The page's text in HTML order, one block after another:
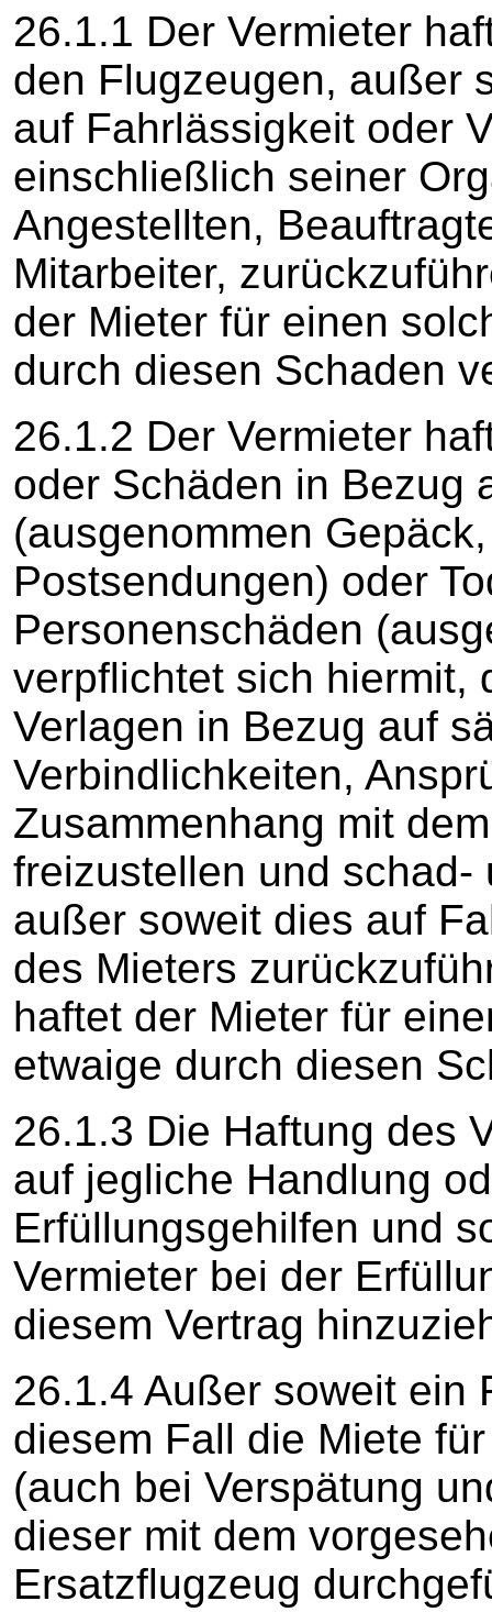
26.1.1 Der Vermieter
den Flugzeugen, außer
auf Fahrlässigkeit oder
einschließlich seiner
Angestellten,
Mitarbeiter,
der Mieter für einen
durch diesen Schaden
26.1.2 Der Vermieter
oder Schäden in Bezug
(ausgenommen
Postsendungen) oder
Personenschäden
verpflichtet sich hiermit,
Verlagen in Bezug auf
Verbindlichkeiten,
Zusammenhang mit
freizustellen und
außer soweit dies auf
des Mieters
haftet der Mieter für
etwaige durch diesen
26.1.3 Die Haftung des
auf jegliche Handlung
Erfüllungsgehilfen und
Vermieter bei der
diesem Vertrag
26.1.4 Außer soweit ein
diesem Fall die Miete
(auch bei Verspätung
dieser mit dem
Ersatzflugzeug